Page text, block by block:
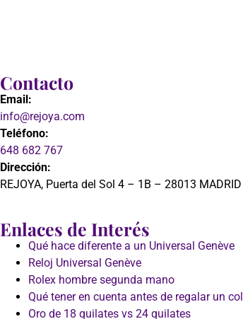
Contacto
Email:
info@rejoya.com
Teléfono:
648 682 767
Dirección:
REJOYA, Puerta del Sol 4 – 1B – 28013 MADRID
Enlaces de Interés
Qué hace diferente a un Universal Genève
Reloj Universal Genève
Rolex hombre segunda mano
Qué tener en cuenta antes de regalar un
Oro de 18 quilates vs 24 quilates